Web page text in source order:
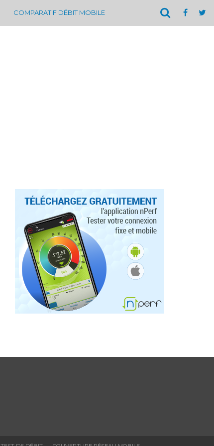
COMPARATIF DÉBIT MOBILE